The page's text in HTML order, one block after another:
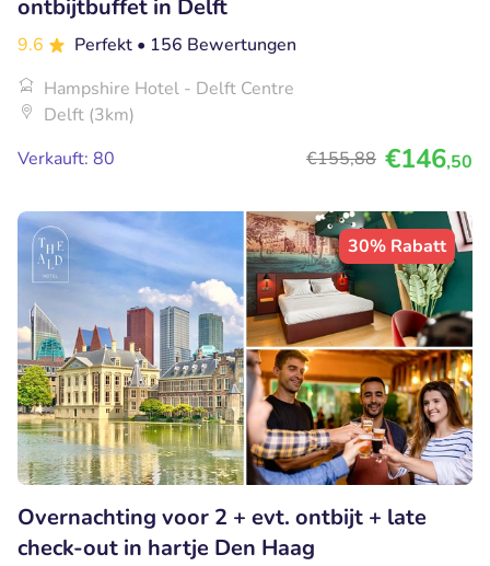
ontbijtbuffet in Delft
9.6 Perfekt • 156 Bewertungen
Hampshire Hotel - Delft Centre
Delft (3km)
Verkauft: 80
€155,88 €146,50
30% Rabatt
Overnachting voor 2 + evt. ontbijt + late
check-out in hartje Den Haag